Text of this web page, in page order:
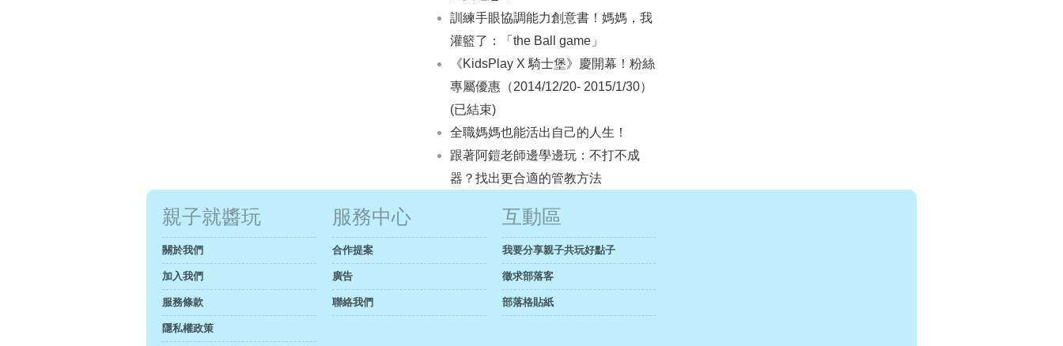
訓練手眼協調能力創意書！媽媽，我
灌籃了：「the Ball game」
《KidsPlay X 騎士堡》慶開幕！粉絲
專屬優惠（2014/12/20- 2015/1/30）
(已結束)
全職媽媽也能活出自己的人生！
跟著阿鎧老師邊學邊玩：不打不成
器？找出更合適的管教方法
親子就醬玩
關於我們
加入我們
服務條款
隱私權政策
服務中心
合作提案
廣告
聯絡我們
互動區
我要分享親子共玩好點子
徵求部落客
部落格貼紙